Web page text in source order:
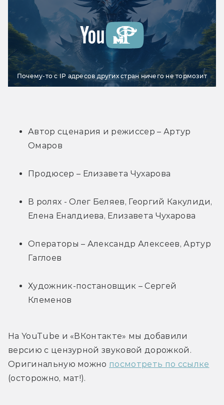
Почему-то с IP адресов других стран ничего не тормозит
Автор сценария и режиссер – Артур
Омаров
Продюсер – Елизавета Чухарова
В ролях - Олег Беляев, Георгий Какулиди,
Елена Еналдиева, Елизавета Чухарова
Операторы – Александр Алексеев, Артур
Гаглоев
Художник-постановщик – Сергей
Клеменов
На YouTube и «ВКонтакте» мы добавили
версию с цензурной звуковой дорожкой.
Оригинальную можно посмотреть по ссылке
(осторожно, мат!).